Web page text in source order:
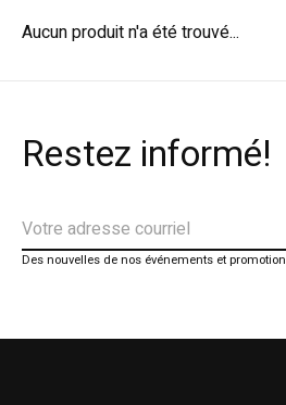
Aucun produit n'a été trouvé...
Restez informé!
Des nouvelles de nos événements et